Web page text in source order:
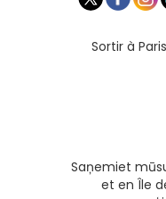
Sortir à
Saņemiet
et en Île